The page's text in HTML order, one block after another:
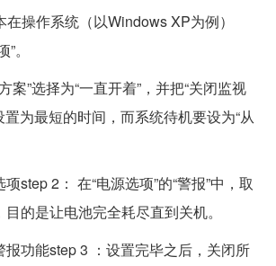
操作系统（以Windows XP为例）
。
案”选择为“一直开着”，并把“关闭监视
置为最短的时间，而系统待机要设为“从
step 2： 在“电源选项”的“警报”中，取
的是让电池完全耗尽直到关机。
功能step 3 ：设置完毕之后，关闭所